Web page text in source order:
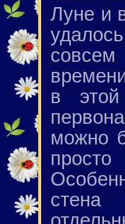
Луне и
в
можно
стена